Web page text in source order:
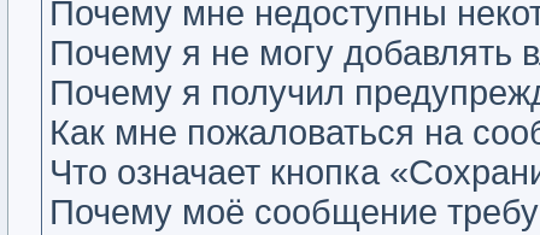
Почему мне недоступны
Почему я не могу добавлять
Почему я получил
Как мне пожаловаться на
Что означает кнопка
Почему моё сообщение